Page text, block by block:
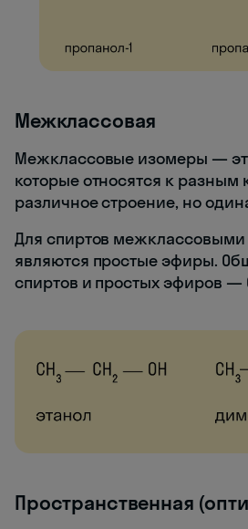
Межклассовая
Межклассовые изомеры —
которые относятся к
различное строение, но
Для спиртов
являются простые эфиры.
спиртов и простых эфиров —
Пространственная